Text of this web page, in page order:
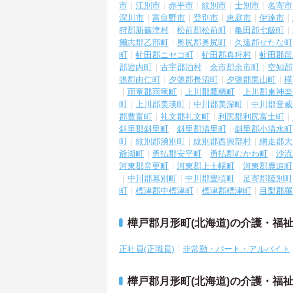
市
江別市 赤平市 紋別市 士別市 名寄市
深川市
富良野市 登別市 恵庭市 伊達市
狩郡新篠津村
松前郡松前町 亀田郡七飯町
爾志郡乙部町
奥尻郡奥尻町 久遠郡せたな町
町
虻田郡ニセコ町 虻田郡真狩村 虻田郡
郡岩内町
古宇郡泊村 余市郡余市町 空知
張郡由仁町
夕張郡長沼町 夕張郡栗山町
雨竜郡雨竜町
上川郡鷹栖町 上川郡東神
町
上川郡美瑛町 中川郡美深町 中川郡音
郡豊富町
礼文郡礼文町 利尻郡利尻富士町
斜里郡斜里町
斜里郡清里町 斜里郡小清水町
町
紋別郡湧別町 紋別郡西興部村 網走郡
爺湖町
勇払郡安平町 勇払郡むかわ町 沙
河東郡音更町
河東郡上士幌町 河東郡鹿追町
中川郡幕別町
中川郡豊頃町 足寄郡陸別町
町
標津郡中標津町 標津郡標津町 目梨郡
樺戸郡月形町(北海道)の介護・福
正社員(正職員) 非常勤・パート・アルバイト
樺戸郡月形町(北海道)の介護・福